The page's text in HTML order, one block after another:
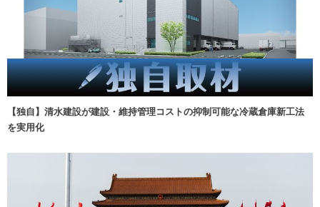
【独自】清水建設が建設・維持管理コストの抑制可能な冷蔵倉庫新工法
を実用化